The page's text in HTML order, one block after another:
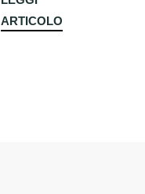
ARTICOLO